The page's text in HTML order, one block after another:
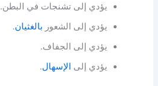
يؤدي إلى تشنجات في البطن.
يؤدي إلى الشعور بالغثيان.
يؤدي إلى الجفاف.
يؤدي إلى الإسهال.